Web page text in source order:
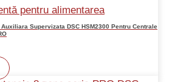
Supervizata DSC HSM2300 Pentru Centrale